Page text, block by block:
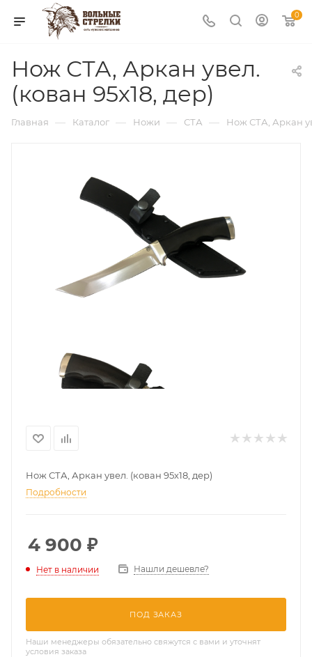
0
Нож СТА, Аркан увел.
(кован 95х18, дер)
Главная — Каталог — Ножи — СТА — Нож СТА, Аркан
Нож СТА, Аркан увел. (кован 95х18, дер)
Подробности
4 900 ₽
Нет в наличии Нашли дешевле?
ПОД ЗАКАЗ
Наши менеджеры обязательно свяжутся с вами и уточнят
условия заказа